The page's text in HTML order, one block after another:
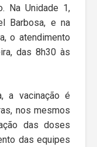
Na Unidade 1,
Barbosa, e na
o atendimento
das 8h30 às
a vacinação é
nos mesmos
das doses
das equipes